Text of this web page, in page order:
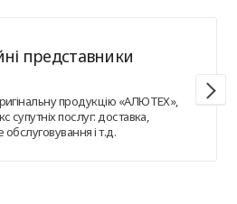
представники
продукцію «АЛЮТЕХ»,
супутніх послуг: доставка,
обслуговування і т.д.